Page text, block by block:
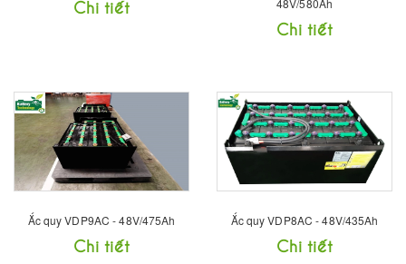
Chi tiết
48V/580Ah
Chi tiết
Ắc quy VDP9AC - 48V/475Ah
Chi tiết
Ắc quy VDP8AC - 48V/435Ah
Chi tiết